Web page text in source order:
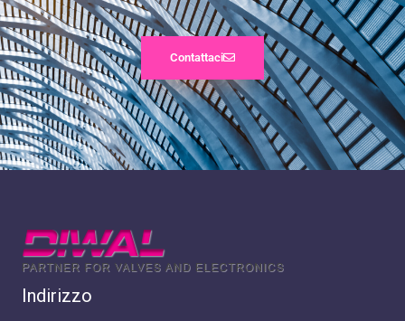
Contattaci
Indirizzo